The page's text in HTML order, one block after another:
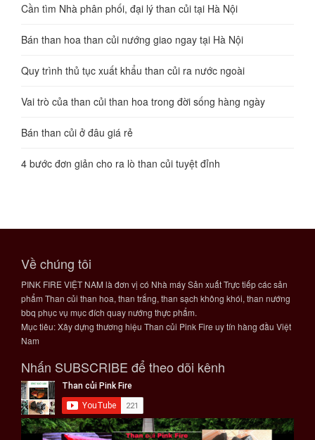
Cần tìm Nhà phân phối, đại lý than củi tại Hà Nội
Bán than hoa than củi nướng giao ngay tại Hà Nội
Quy trình thủ tục xuất khẩu than củi ra nước ngoài
Vai trò của than củi than hoa trong đời sống hàng ngày
Bán than củi ở đâu giá rẻ
4 bước đơn giản cho ra lò than củi tuyệt đỉnh
Về chúng tôi
PINK FIRE VIỆT NAM là đơn vị có Nhà máy Sản xuất Trực tiếp các sản
phẩm Than củi than hoa, than trắng, than sạch không khói, than nướng
bbq phục vụ mục đích quay nướng thực phẩm.
Mục tiêu: Xây dựng thương hiệu Than củi Pink Fire uy tín hàng đầu Việt
Nam
Nhấn SUBSCRIBE để theo dõi kênh